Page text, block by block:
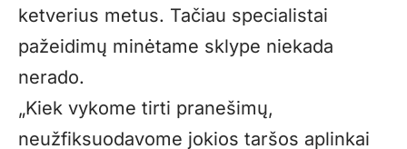
ketverius metus. Tačiau specialistai
pažeidimų minėtame sklype niekada
nerado.
„Kiek vykome tirti pranešimų,
neužfiksuodavome jokios taršos aplinkai